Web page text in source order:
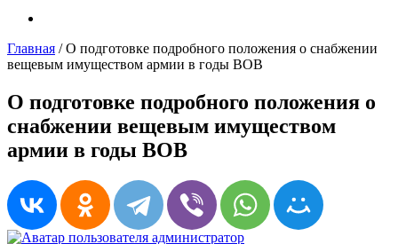
Главная /О подготовке подробного положения о снабжении
вещевым имуществом армии в годы ВОВ
О подготовке подробного положения о
снабжении вещевым имуществом
армии в годы ВОВ